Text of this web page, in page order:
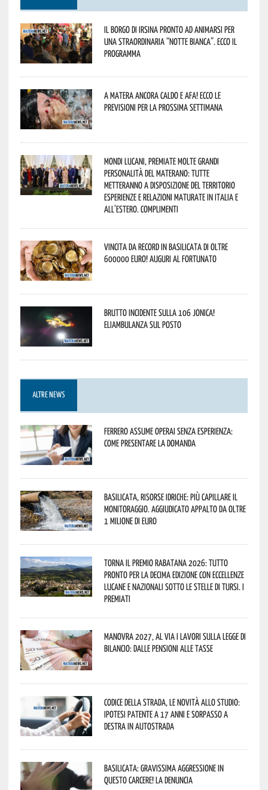
Il borgo di Irsina pronto ad animarsi per
una straordinaria “Notte Bianca”. Ecco il
programma
A Matera ancora caldo e afa! Ecco le
previsioni per la prossima settimana
Mondi lucani, premiate molte grandi
personalità del materano: tutte
metteranno a disposizione del territorio
esperienze e relazioni maturate in Italia e
all’estero. Complimenti
Vincita da record in Basilicata di oltre
600000 euro! Auguri al fortunato
Brutto incidente sulla 106 Jonica!
Eliambulanza sul posto
ALTRE NEWS
Ferrero assume operai senza esperienza:
come presentare la domanda
Basilicata, Risorse idriche: più capillare il
monitoraggio. Aggiudicato appalto da oltre
1 milione di euro
Torna il Premio Rabatana 2026: tutto
pronto per la decima edizione con eccellenze
lucane e nazionali sotto le stelle di Tursi. I
premiati
Manovra 2027, al via i lavori sulla Legge di
Bilancio: dalle pensioni alle tasse
Codice della strada, le novità allo studio:
ipotesi patente a 17 anni e sorpasso a
destra in autostrada
Basilicata: gravissima aggressione in
questo Carcere! La denuncia